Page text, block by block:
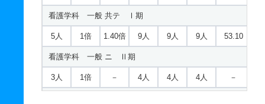
スポーツ経営学科 一般 共テ Ⅰ期
10人 1.80倍 2.30倍 9人 9人 5人 51.20
スポーツ経営学科 一般 ニ Ⅱ期
4人 1.30倍 － 4人 4人 3人 －
スポーツ経営学科 一般 ニ Ⅲ期
看護学科 一般 共テ Ⅰ期
5人 1倍 1.40倍 9人 9人 9人 53.10
看護学科 一般 ニ Ⅱ期
3人 1倍 － 4人 4人 4人 －